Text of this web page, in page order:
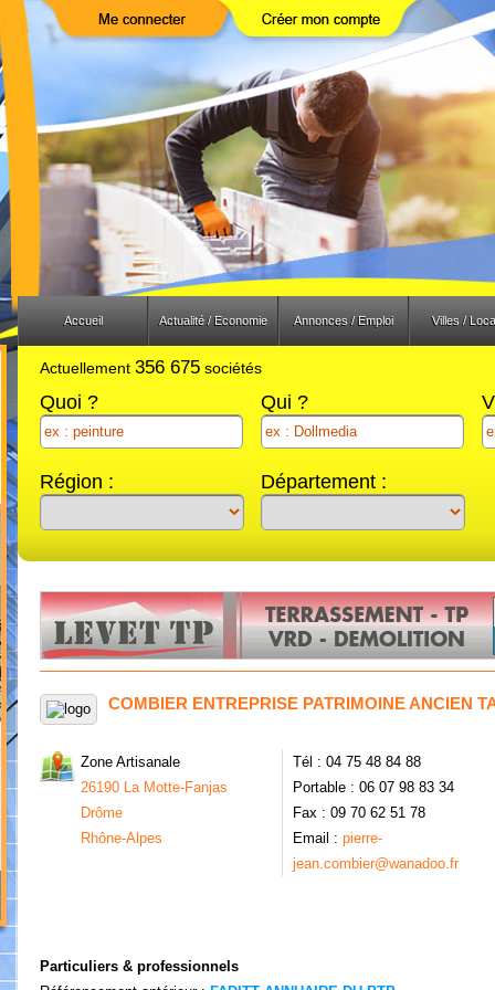
Accueil Actualité / Economie Annonces / Emploi Villes /
Actuellement 356 675 sociétés
Quoi ? Qui ?
Région : Département :
Previous
Next
COMBIER ENTREPRISE PATRIMOINE ANCIEN
Zone Artisanale
26190 La Motte-Fanjas
Drôme
Rhône-Alpes
Tél : 04 75 48 84 88
Portable : 06 07 98 83 34
Fax : 09 70 62 51 78
Email : pierre-
jean.combier@wanadoo.fr
Particuliers & professionnels